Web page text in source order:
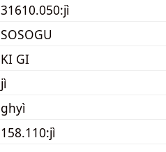
31610.050:jì
SOSOGU
KI GI
jì
ghyì
158.110:jì